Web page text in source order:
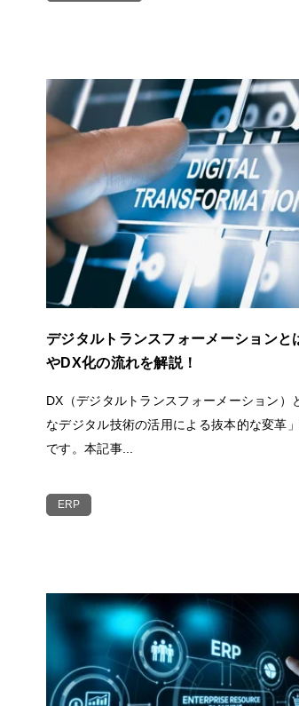
デジタルトランスフォーメーションと
やDX化の流れを解説！
DX（デジタルトランスフォーメーション）
なデジタル技術の活用による抜本的な変革
です。本記事...
ERP